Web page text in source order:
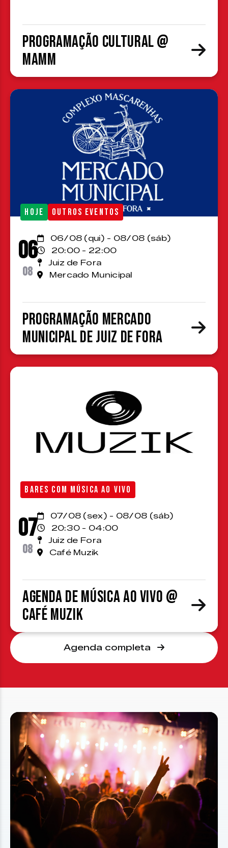
Programação cultural @
MAMM
HOJE OUTROS EVENTOS
06
08
06/08 (qui) - 08/08 (sáb)
20:00 - 22:00
Juiz de Fora
Mercado Municipal
Programação Mercado
Municipal de Juiz de Fora
BARES COM MÚSICA AO VIVO
07
08
07/08 (sex) - 08/08 (sáb)
20:30 - 04:00
Juiz de Fora
Café Muzik
Agenda de Música ao Vivo @
Café Muzik
Agenda completa